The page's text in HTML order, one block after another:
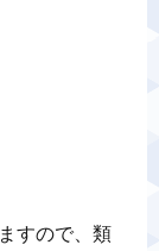
すので、類